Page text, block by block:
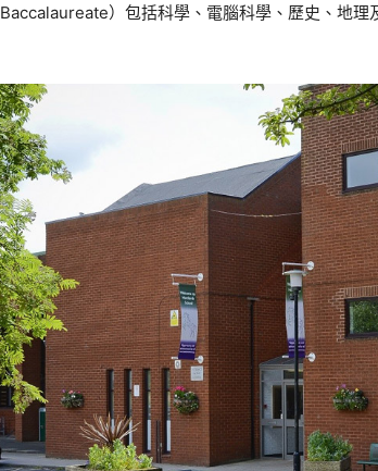
Baccalaureate）包括科學、電腦科學、歷史、地